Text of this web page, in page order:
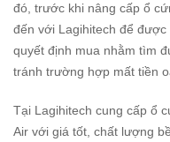
đó, trước khi nâng cấp ổ
đến với Lagihitech để
quyết định mua nhằm tìm
tránh trường hợp mất tiền
Tại Lagihitech cung cấp ổ
Air với giá tốt, chất lượng